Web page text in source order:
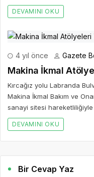
DEVAMINI OKU
4 yıl önce Gazete
Makina İkmal
Kırcağız yolu Labranda
Makina İkmal Bakım ve
sanayi sitesi hareketliliğiyle
DEVAMINI OKU
Bir Cevap Yaz